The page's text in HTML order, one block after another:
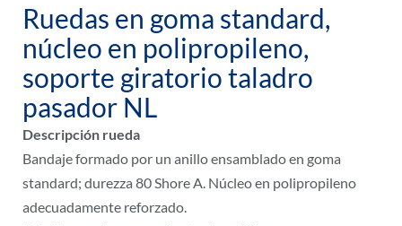
Ruedas en goma standard,
núcleo en polipropileno,
soporte giratorio taladro
pasador NL
Descripción rueda
Bandaje formado por un anillo ensamblado en goma
standard; durezza 80 Shore A. Núcleo en polipropileno
adecuadamente reforzado.